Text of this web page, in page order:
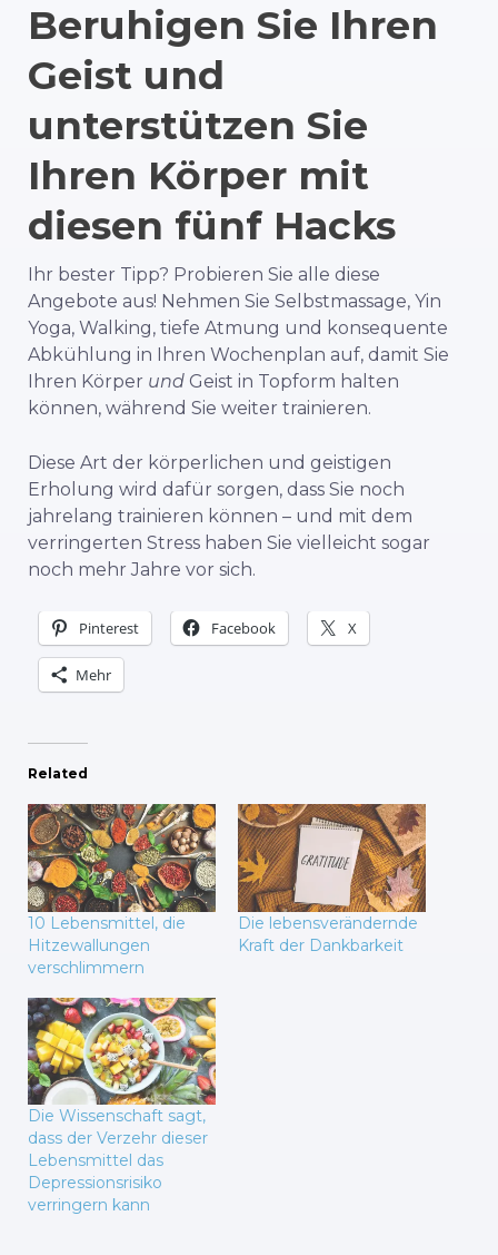
Beruhigen Sie Ihren
Geist und
unterstützen Sie
Ihren Körper mit
diesen fünf Hacks
Ihr bester Tipp? Probieren Sie alle diese
Angebote aus! Nehmen Sie Selbstmassage, Yin
Yoga, Walking, tiefe Atmung und konsequente
Abkühlung in Ihren Wochenplan auf, damit Sie
Ihren Körper und Geist in Topform halten
können, während Sie weiter trainieren.
Diese Art der körperlichen und geistigen
Erholung wird dafür sorgen, dass Sie noch
jahrelang trainieren können – und mit dem
verringerten Stress haben Sie vielleicht sogar
noch mehr Jahre vor sich.
Pinterest Facebook X
Mehr
Related
10 Lebensmittel, die
Hitzewallungen
verschlimmern
Die lebensverändernde
Kraft der Dankbarkeit
Die Wissenschaft sagt,
dass der Verzehr dieser
Lebensmittel das
Depressionsrisiko
verringern kann